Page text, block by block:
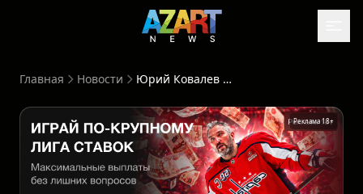
Главная Новости Юрий Ковалев остаётся в «Балтике» до 2027 года
Реклама 18+